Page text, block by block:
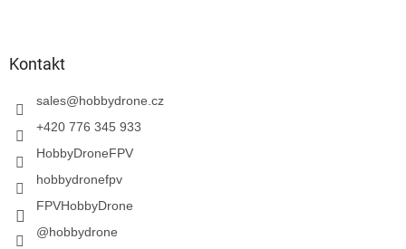
Kontakt
sales@hobbydrone.cz
+420 776 345 933
HobbyDroneFPV
hobbydronefpv
FPVHobbyDrone
@hobbydrone